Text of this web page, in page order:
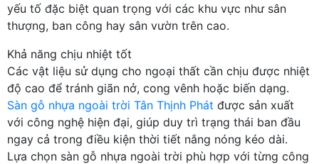
yếu tố đặc biệt quan trọng với các khu vực như sân
thượng, ban công hay sân vườn trên cao.
Khả năng chịu nhiệt tốt
Các vật liệu sử dụng cho ngoại thất cần chịu được nhiệt
độ cao để tránh giãn nở, cong vênh hoặc biến dạng.
Sàn gỗ nhựa ngoài trời Tân Thịnh Phát được sản xuất
với công nghệ hiện đại, giúp duy trì trạng thái ban đầu
ngay cả trong điều kiện thời tiết nắng nóng kéo dài.
Lựa chọn sàn gỗ nhựa ngoài trời phù hợp với từng công